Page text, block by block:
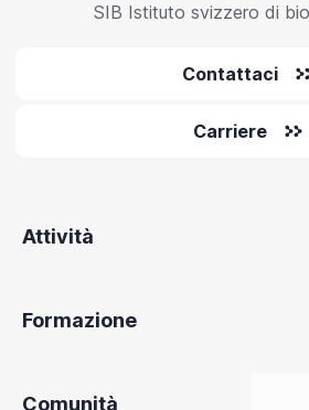
SIB Istituto svizzero di
Contattaci
Carriere
Attività
Formazione
Comunità